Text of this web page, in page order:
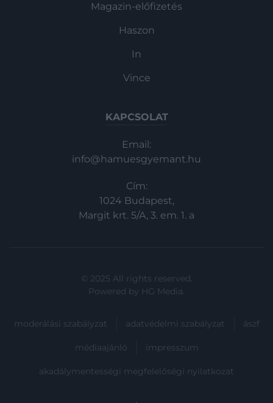
Magazin-előfizetés
Haszon
In
Vince
KAPCSOLAT
Email:
info@hamuesgyemant.hu
Cím:
1024 Budapest,
Margit krt. 5/A, 3. em. 1. a
© 2025 All rights reserved.
Powered by HG Media.
moderálási szabályzat adatvédelmi szabályzat ászf
médiaajánló impresszum
akadálymentességi megfelelőségi nyilatkozat